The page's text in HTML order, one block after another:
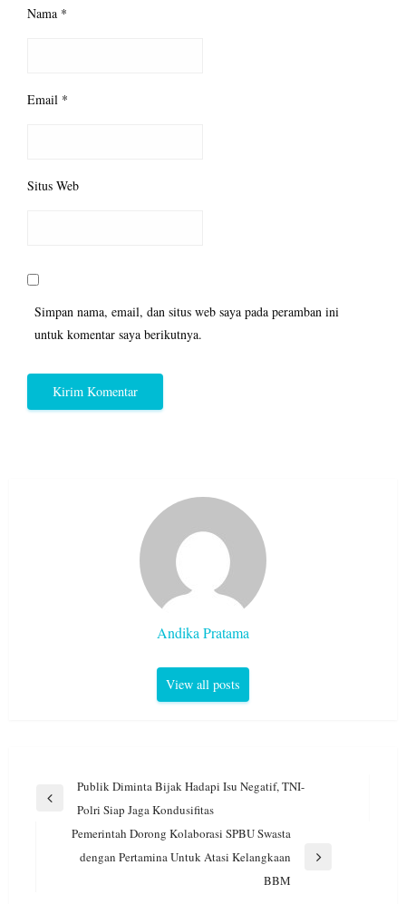
Nama *
Email *
Situs Web
Simpan nama, email, dan situs web saya pada peramban ini
untuk komentar saya berikutnya.
Andika Pratama
View all posts
Navigasi
pos
Previous
Publik Diminta Bijak Hadapi Isu Negatif, TNI-
Polri Siap Jaga Kondusifitas
Pemerintah Dorong Kolaborasi SPBU Swasta
dengan Pertamina Untuk Atasi Kelangkaan
BBM